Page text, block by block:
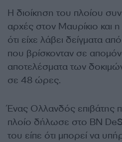
Η διοίκηση του πλοίου
αρχές στον Μαυρίκιο και
ότι είχε λάβει δείγματα
που βρίσκονταν σε
αποτελέσματα των
σε 48 ώρες.
Ένας Ολλανδός επιβάτης
πλοίο δήλωσε στο BN
του είπε ότι μπορεί να